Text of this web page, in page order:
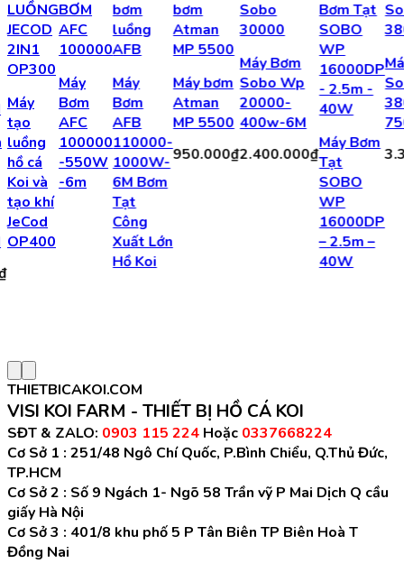
Máy
tạo
luồng
hồ cá
Koi và
tạo khí
JeCod
OP400
Máy
Bơm
AFC
100000
-550W
-6m
Máy
Bơm
AFB
110000-
1000W-
6M Bơm
Tạt
Công
Xuất Lớn
Hồ Koi
Máy bơm
Atman
MP 5500
950.000₫
Máy Bơm
Sobo Wp
20000-
400w-6M
2.400.000₫
Máy Bơm
Tạt
SOBO
WP
16000DP
– 2.5m –
40W
THIETBICAKOI.COM
VISI KOI FARM - THIẾT BỊ HỒ CÁ KOI
SĐT & ZALO: 0903 115 224 Hoặc 0337668224
Cơ Sở 1 : 251/48 Ngô Chí Quốc, P.Bình Chiểu, Q.Thủ Đức,
TP.HCM
Cơ Sở 2 : Số 9 Ngách 1- Ngõ 58 Trần vỹ P Mai Dịch Q cầu
giấy Hà Nội
Cơ Sở 3 : 401/8 khu phố 5 P Tân Biên TP Biên Hoà T
Đồng Nai